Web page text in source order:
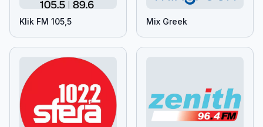
Klik FM 105,5 Mix Greek